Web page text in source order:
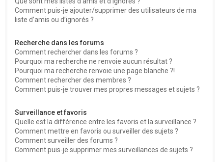
Comment puis-je ajouter/supprimer des utilisateurs de ma
liste d’amis ou d’ignorés ?
Recherche dans les forums
Comment rechercher dans les forums ?
Pourquoi ma recherche ne renvoie aucun résultat ?
Pourquoi ma recherche renvoie une page blanche ?!
Comment rechercher des membres ?
Comment puis-je trouver mes propres messages et sujets ?
Surveillance et favoris
Quelle est la différence entre les favoris et la surveillance ?
Comment mettre en favoris ou surveiller des sujets ?
Comment surveiller des forums ?
Comment puis-je supprimer mes surveillances de sujets ?